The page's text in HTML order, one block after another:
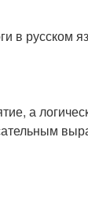
в русском
а